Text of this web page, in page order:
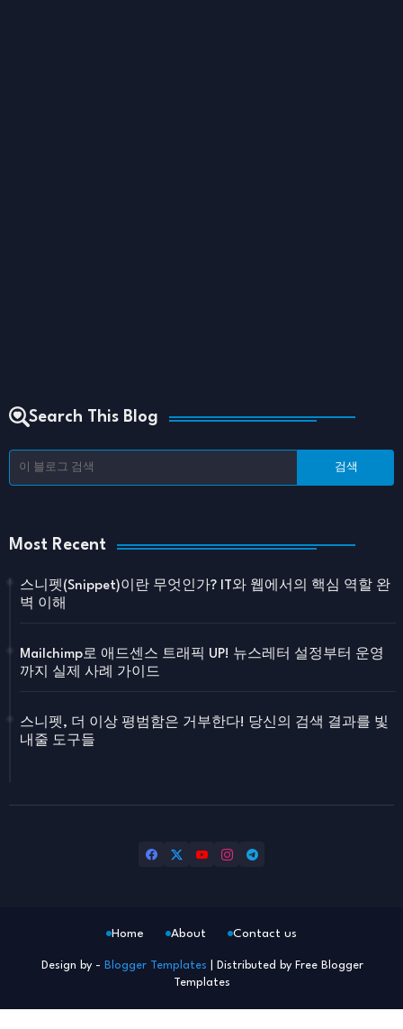
Search This Blog
Most Recent
스니펫(Snippet)이란 무엇인가? IT와 웹에서의 핵심 역할 완
벽 이해
Mailchimp로 애드센스 트래픽 UP! 뉴스레터 설정부터 운영
까지 실제 사례 가이드
스니펫, 더 이상 평범함은 거부한다! 당신의 검색 결과를 빛
내줄 도구들
Design by - Blogger Templates | Distributed by Free Blogger
Templates
Home About Contact us